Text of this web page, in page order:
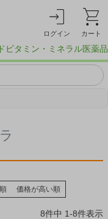
ログイン カート
ビタミン・ミネラル医薬品
価格が高い順
8件中 1-8件表示